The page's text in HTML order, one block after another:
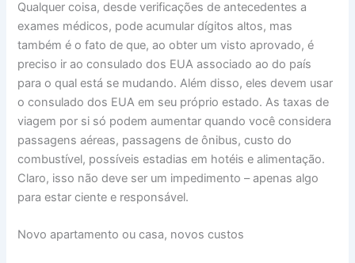
Qualquer coisa, desde verificações de antecedentes a
exames médicos, pode acumular dígitos altos, mas
também é o fato de que, ao obter um visto aprovado, é
preciso ir ao consulado dos EUA associado ao do país
para o qual está se mudando. Além disso, eles devem usar
o consulado dos EUA em seu próprio estado. As taxas de
viagem por si só podem aumentar quando você considera
passagens aéreas, passagens de ônibus, custo do
combustível, possíveis estadias em hotéis e alimentação.
Claro, isso não deve ser um impedimento – apenas algo
para estar ciente e responsável.
Novo apartamento ou casa, novos custos